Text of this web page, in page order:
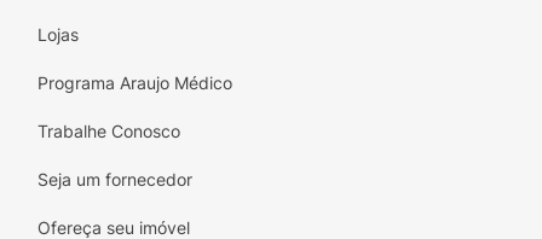
Lojas
Programa Araujo Médico
Trabalhe Conosco
Seja um fornecedor
Ofereça seu imóvel